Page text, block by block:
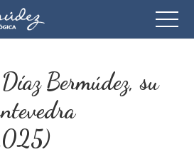
Bermúdez, su